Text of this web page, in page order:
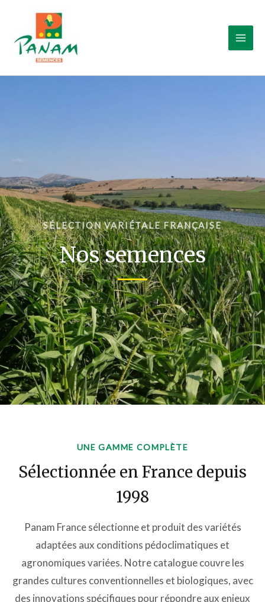
contenu
SÉLECTION VARIÉTALE FRANÇAISE
Nos semences
UNE GAMME COMPLÈTE
Sélectionnée en France depuis
1998
Panam France sélectionne et produit des variétés
adaptées aux conditions pédoclimatiques et
agronomiques variées. Notre catalogue couvre les
grandes cultures conventionnelles et biologiques, avec
des innovations spécifiques pour répondre aux enjeux